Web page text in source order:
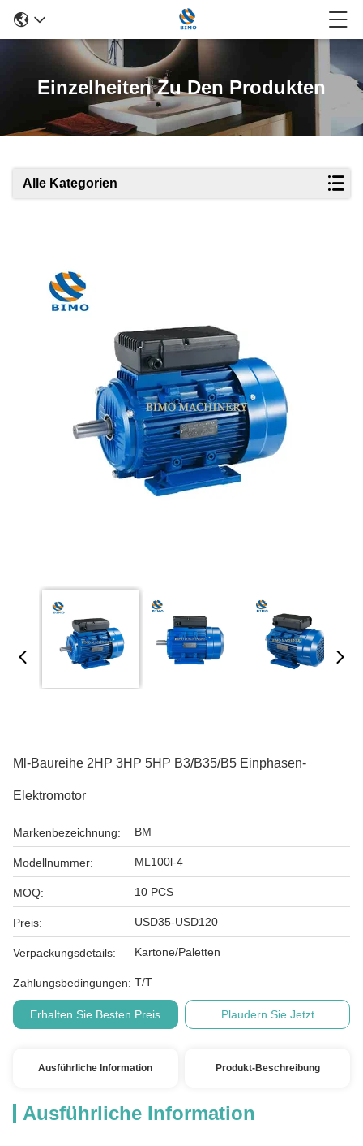
Einzelheiten Zu Den Produkten
Alle Kategorien
Ml-Baureihe 2HP 3HP 5HP B3/B35/B5 Einphasen-
Elektromotor
Markenbezeichnung: BM
Modellnummer: ML100l-4
MOQ: 10 PCS
Preis: USD35-USD120
Verpackungsdetails: Kartone/Paletten
Zahlungsbedingungen: T/T
Erhalten Sie Besten Preis Plaudern Sie Jetzt
Ausführliche Information Produkt-Beschreibung
Ausführliche Information